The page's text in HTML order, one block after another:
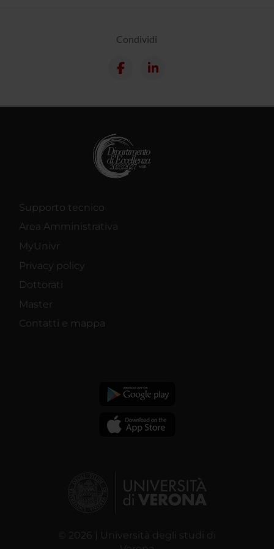
Condividi
Supporto tecnico
Area Amministrativa
MyUnivr
Privacy policy
Dottorati
Master
Contatti e mappa
© 2026 | Università degli studi di